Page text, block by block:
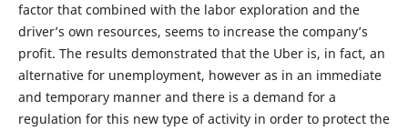
factor that combined with the labor exploration and the
driver’s own resources, seems to increase the company’s
profit. The results demonstrated that the Uber is, in fact, an
alternative for unemployment, however as in an immediate
and temporary manner and there is a demand for a
regulation for this new type of activity in order to protect the